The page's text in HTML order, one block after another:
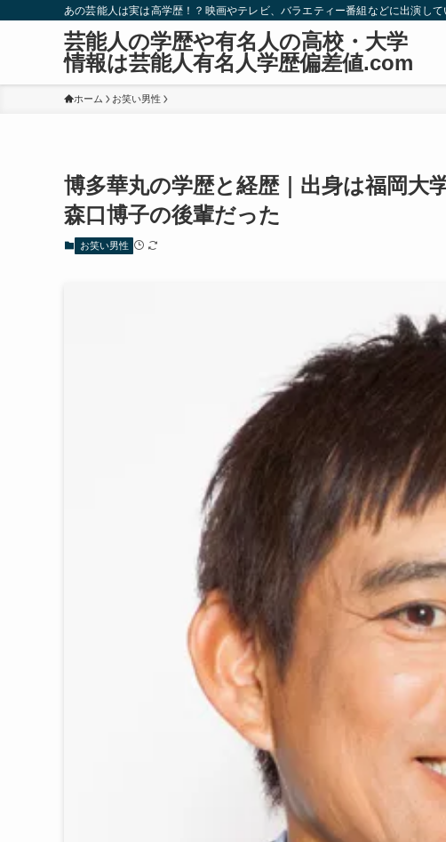
あの芸能人は実は高学歴！？映画やテレビ、バラエティー番組などに出演し
芸能人の学歴や有名人の高校・大学
情報は芸能人有名人学歴偏差値.com
ホーム お笑い男性
博多華丸の学歴と経歴｜出身は福岡大
森口博子の後輩だった
お笑い男性